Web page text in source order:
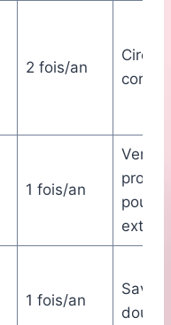
2 fois/an
Cire
1 fois/an
Vernis
pour
1 fois/an
Savon
doux